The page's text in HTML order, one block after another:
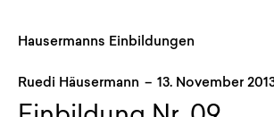
Hausermanns Einbildungen
Ruedi Häusermann – 13. November